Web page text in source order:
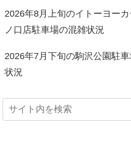
2026年8月上旬のイトーヨー
ノ口店駐車場の混雑状況
2026年7月下旬の駒沢公園駐
状況